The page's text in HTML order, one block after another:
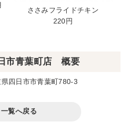
ささみフライドチキン
220円
市青葉町店 概要
四日市市青葉町780-3
一覧へ戻る